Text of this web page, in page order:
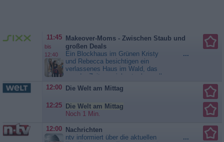
Auftrag entwickelt sich unerwartet
zu einer ganz besonderen...
Ein
Colt für alle Fälle
11:45
bis
12:40
Makeover-Moms - Zwischen Staub und
großen Deals
Ein Blockhaus im Grünen Kristy
und Rebecca besichtigen ein
verlassenes Haus im Wald, das
von der Zeit gezeichnet, aber voller
Potenzial ist. Obwohl eine
umfassende Sanierung
Preis die Bauprofis, die die
verfallene Immobilie in eine
umwandeln wollen -...
Makeover-Moms - Zwischen
...
12:00 Die Welt am Mittag
12:25
Die Welt am Mittag
Noch 1 Min.
12:00
Nachrichten
ntv informiert über die aktuellen
...